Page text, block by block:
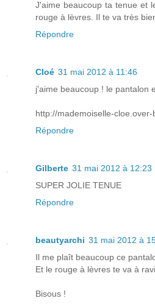
J'aime beaucoup ta tenue et
rouge à lèvres. Il te va très
Répondre
Cloé 31 mai 2012 à 11:46
j'aime beaucoup ! le pantalon
http://mademoiselle-cloe.over-
Répondre
Gilberte 31 mai 2012 à 12:23
SUPER JOLIE TENUE
Répondre
beautyarchi 31 mai 2012 à
Il me plaît beaucoup ce
Et le rouge à lèvres te va à
Bisous !